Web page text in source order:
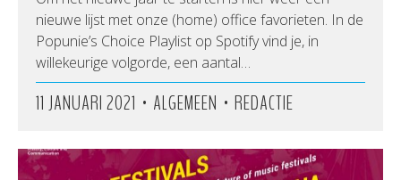
nieuwe lijst met onze (home) office favorieten. In de
Popunie’s Choice Playlist op Spotify vind je, in
willekeurige volgorde, een aantal…
11 JANUARI 2021 • ALGEMEEN • REDACTIE